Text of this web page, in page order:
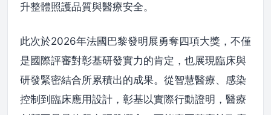
升整體照護品質與醫療安全。
此次於2026年法國巴黎發明展勇奪四項大獎，不僅
是國際評審對彰基研發實力的肯定，也展現臨床與
研發緊密結合所累積出的成果。從智慧醫療、感染
控制到臨床應用設計，彰基以實際行動證明，醫療